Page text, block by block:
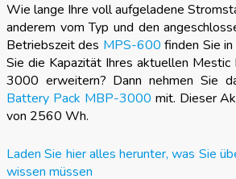
Wie lange Ihre voll aufgeladene
anderem vom Typ und den
Betriebszeit des MPS-600 finden Sie
Sie die Kapazität Ihres aktuellen
3000 erweitern? Dann nehmen Sie
Battery Pack MBP-3000 mit. Dieser
von 2560 Wh.
Laden Sie hier alles herunter, was Sie
wissen müssen